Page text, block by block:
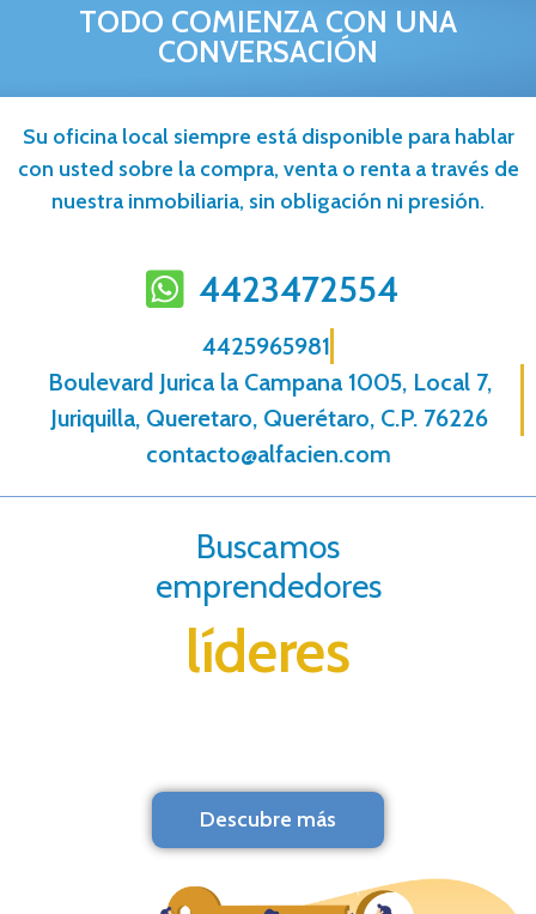
TODO COMIENZA CON UNA
CONVERSACIÓN
Su oficina local siempre está disponible para hablar
con usted sobre la compra, venta o renta a través de
nuestra inmobiliaria, sin obligación ni presión.
4423472554
4425965981
Boulevard Jurica la Campana 1005, Local 7,
Juriquilla, Queretaro, Querétaro, C.P. 76226
contacto@alfacien.com
Buscamos
emprendedores
líderes
Descubre más